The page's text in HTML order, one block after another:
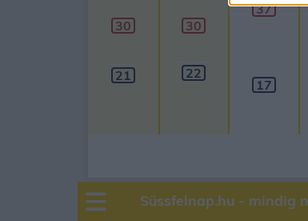
30
21
30
22
37
17
Süssfelnap.hu - mindig